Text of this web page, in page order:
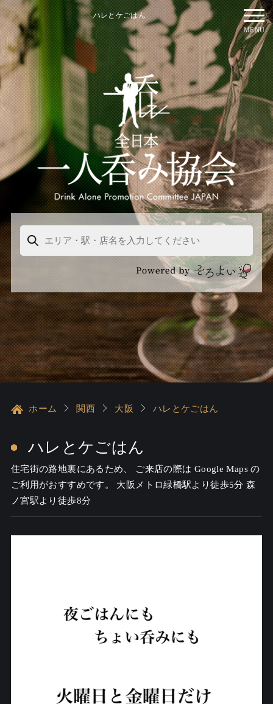
ハレとケごはん
MENU
ホーム 関西 大阪 ハレとケごはん
ハレとケごはん
住宅街の路地裏にあるため、 ご来店の際は Google Maps の
ご利用がおすすめです。 大阪メトロ緑橋駅より徒歩5分 森
ノ宮駅より徒歩8分